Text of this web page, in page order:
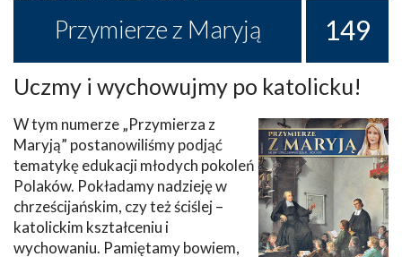
Przymierze z Maryją 149
Uczmy i wychowujmy po katolicku!
W tym numerze „Przymierza z
Maryją” postanowiliśmy podjąć
tematykę edukacji młodych pokoleń
Polaków. Pokładamy nadzieję w
chrześcijańskim, czy też ściślej –
katolickim kształceniu i
wychowaniu. Pamiętamy bowiem,